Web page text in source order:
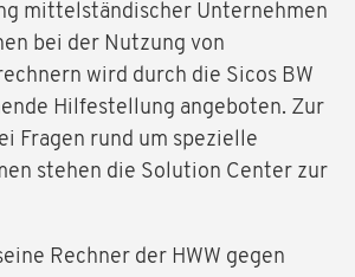
mittelständischer Unternehmen
bei der Nutzung von
wird durch die Sicos BW
Hilfestellung angeboten. Zur
Fragen rund um spezielle
stehen die Solution Center zur
Rechner der HWW gegen